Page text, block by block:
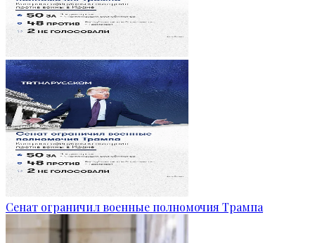
Сенат ограничил военные полномочия Трампа